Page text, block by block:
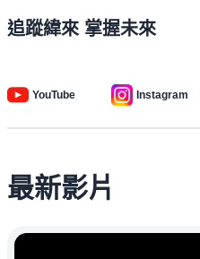
追蹤緯來 掌握未來
YouTube Instagram
最新影片